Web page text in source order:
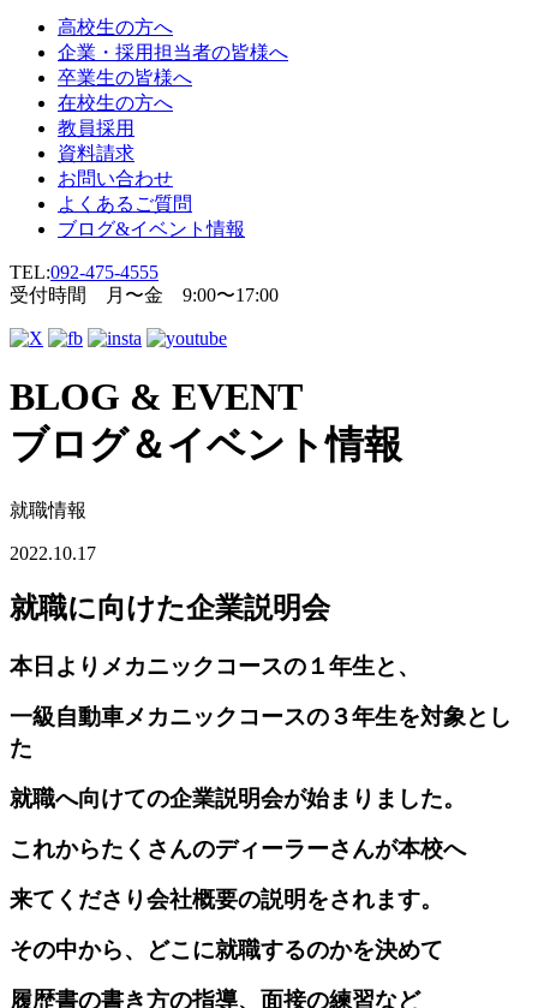
高校生の方へ
企業・採用担当者の皆様へ
卒業生の皆様へ
在校生の方へ
教員採用
資料請求
お問い合わせ
よくあるご質問
ブログ&イベント情報
TEL:092-475-4555
受付時間 月〜金 9:00〜17:00
BLOG & EVENT
ブログ＆イベント情報
就職情報
2022.10.17
就職に向けた企業説明会
本日よりメカニックコースの１年生と、
一級自動車メカニックコースの３年生を対象とし
た
就職へ向けての企業説明会が始まりました。
これからたくさんのディーラーさんが本校へ
来てくださり会社概要の説明をされます。
その中から、どこに就職するのかを決めて
履歴書の書き方の指導、面接の練習など